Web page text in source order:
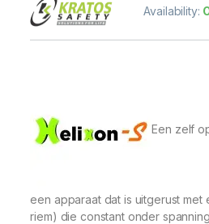
Availability:
Een zelf
een apparaat dat is uitgerust
riem) die constant onder